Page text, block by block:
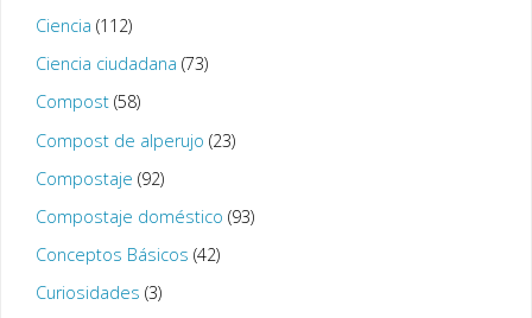
Ciencia (112)
Ciencia ciudadana (73)
Compost(58)
Compost de alperujo (23)
Compostaje (92)
Compostaje doméstico (93)
Conceptos Básicos (42)
Curiosidades (3)